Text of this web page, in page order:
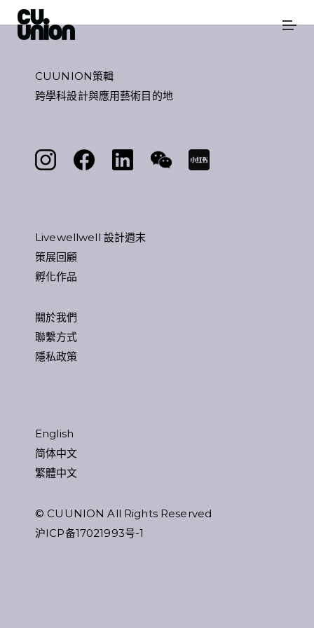
CUUNION策輯
跨學科設計與應用藝術目的地
Livewellwell 設計週末
策展回顧
孵化作品
關於我們
聯繫方式
隱私政策
English
简体中文
繁體中文
© CUUNION All Rights Reserved
沪ICP备17021993号-1